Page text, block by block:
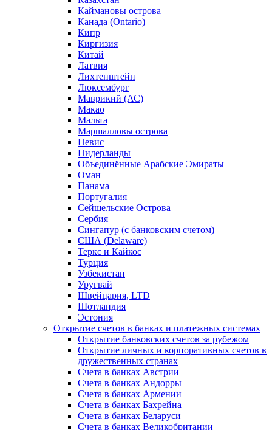
Каймановы острова
Канада (Ontario)
Кипр
Киргизия
Китай
Латвия
Лихтенштейн
Люксембург
Маврикий (АС)
Макао
Мальта
Маршалловы острова
Нeвис
Нидерланды
Объединённые Арабские Эмираты
Оман
Панама
Португалия
Сейшельские Острова
Сербия
Сингапур (c банковским счетом)
США (Delaware)
Теркс и Кайкос
Турция
Узбекистан
Уругвай
Швейцария, LTD
Шотландия
Эстония
Открытие счетов в банках и платежных системах
Открытие банковских счетов за рубежом
Открытие личных и корпоративных счетов в
дружественных странах
Счета в банках Австрии
Счета в банках Андорры
Счета в банках Армении
Счета в банках Бахрейна
Счета в банках Беларуси
Счета в банках Великобритании